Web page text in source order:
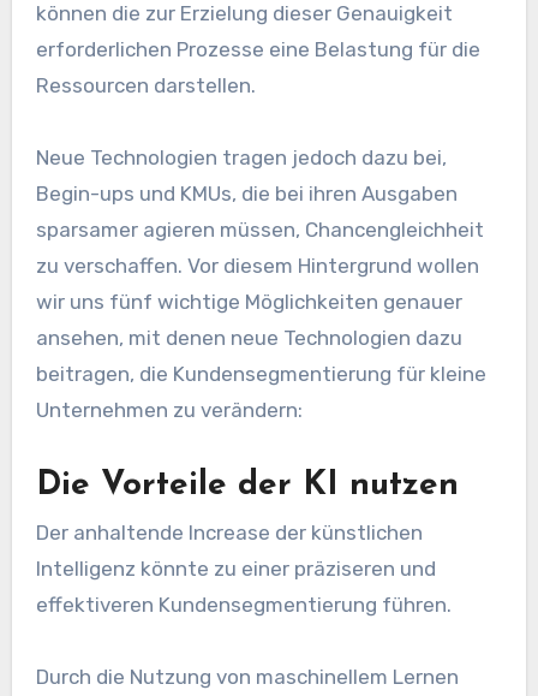
können die zur Erzielung dieser Genauigkeit
erforderlichen Prozesse eine Belastung für die
Ressourcen darstellen.
Neue Technologien tragen jedoch dazu bei,
Begin-ups und KMUs, die bei ihren Ausgaben
sparsamer agieren müssen, Chancengleichheit
zu verschaffen. Vor diesem Hintergrund wollen
wir uns fünf wichtige Möglichkeiten genauer
ansehen, mit denen neue Technologien dazu
beitragen, die Kundensegmentierung für kleine
Unternehmen zu verändern:
Die Vorteile der KI nutzen
Der anhaltende Increase der künstlichen
Intelligenz könnte zu einer präziseren und
effektiveren Kundensegmentierung führen.
Durch die Nutzung von maschinellem Lernen